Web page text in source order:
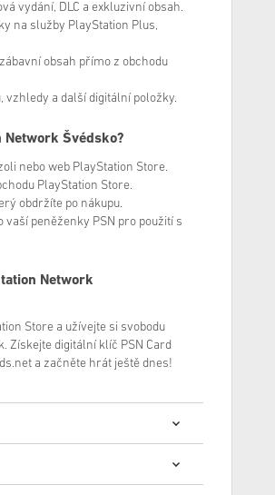
vydání, DLC a exkluzivní obsah.
na služby PlayStation Plus,
obsah přímo z obchodu
vzhledy a další digitální položky.
Švédsko?
nebo web PlayStation Store.
PlayStation Store.
obdržíte po nákupu.
peněženky PSN pro použití s
Network
Store a užívejte si svobodu
Získejte digitální klíč PSN Card
a začněte hrát ještě dnes!
a jednoduchý: